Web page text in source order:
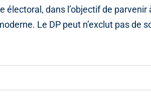
électoral, dans l’objectif de parvenir
Le DP peut n’exclut pas de